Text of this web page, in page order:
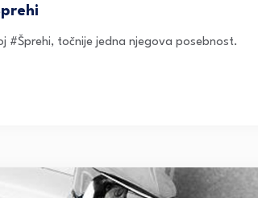
#Šprehi, točnije jedna njegova posebnost.